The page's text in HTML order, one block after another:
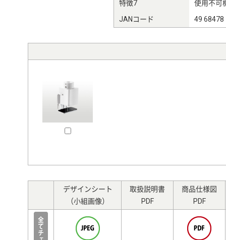
特徴7
使用不可
JANコード
49 68478
デザインシート
（小組画像）
取扱説明書
PDF
商品仕様図
PDF